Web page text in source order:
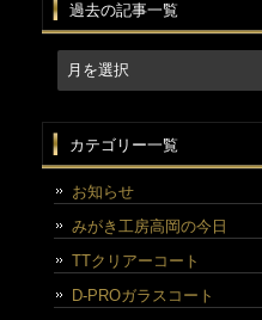
過去の記事一覧
カテゴリー一覧
お知らせ
みがき工房高岡の今日
TTクリアーコート
D-PROガラスコート